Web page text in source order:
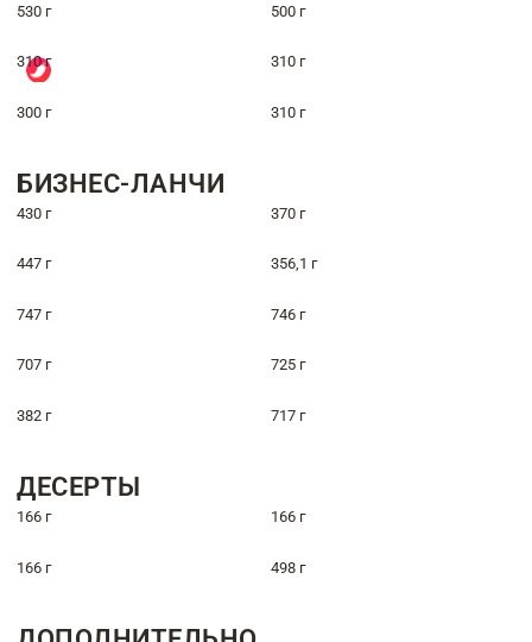
530 г 500 г
310 г 310 г
300 г 310 г
БИЗНЕС-ЛАНЧИ
430 г 370 г
447 г 356,1 г
747 г 746 г
707 г 725 г
382 г 717 г
ДЕСЕРТЫ
166 г 166 г
166 г 498 г